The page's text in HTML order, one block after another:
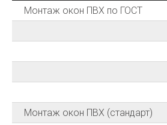
Монтаж окон ПВХ по ГОСТ
Монтаж окон ПВХ (стандарт)